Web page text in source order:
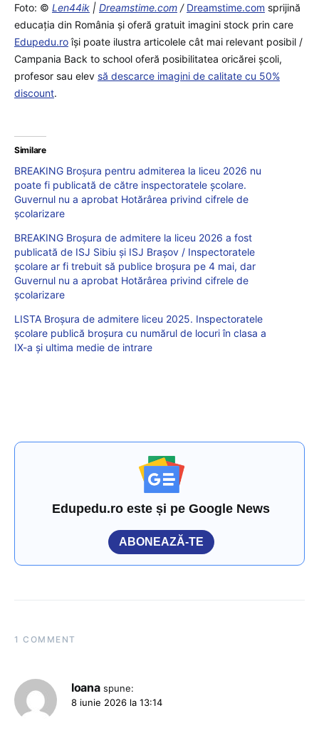
Foto: © Len44ik | Dreamstime.com / Dreamstime.com sprijină
educaţia din România şi oferă gratuit imagini stock prin care
Edupedu.roîşi poate ilustra articolele cât mai relevant posibil /
Campania Back to school oferă posibilitatea oricărei școli,
profesor sau elev să descarce imagini de calitate cu 50%
discount.
Similare
BREAKING Broșura pentru admiterea la liceu 2026 nu
poate fi publicată de către inspectoratele școlare.
Guvernul nu a aprobat Hotărârea privind cifrele de
școlarizare
BREAKING Broșura de admitere la liceu 2026 a fost
publicată de ISJ Sibiu și ISJ Brașov / Inspectoratele
școlare ar fi trebuit să publice broșura pe 4 mai, dar
Guvernul nu a aprobat Hotărârea privind cifrele de
școlarizare
LISTA Broșura de admitere liceu 2025. Inspectoratele
școlare publică broșura cu numărul de locuri în clasa a
IX-a și ultima medie de intrare
Edupedu.ro este și pe Google News
ABONEAZĂ-TE
1 COMMENT
Ioana spune:
8 iunie 2026 la 13:14